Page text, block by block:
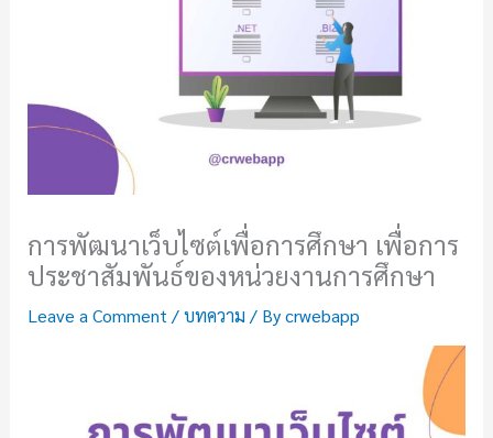
การพัฒนาเว็บไซต์เพื่อการศึกษา เพื่อการ
ประชาสัมพันธ์ของหน่วยงานการศึกษา
Leave a Comment /บทความ / Bycrwebapp